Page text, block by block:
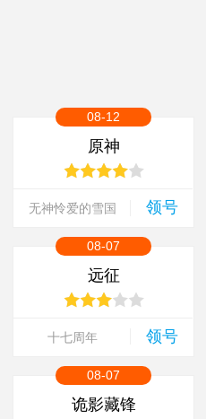
08-12
原神
无神怜爱的雪国 领号
08-07
远征
十七周年 领号
08-07
诡影藏锋